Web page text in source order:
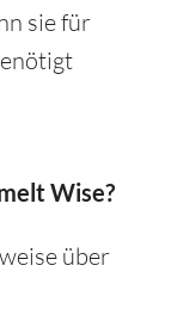
sie für
Wise?
über